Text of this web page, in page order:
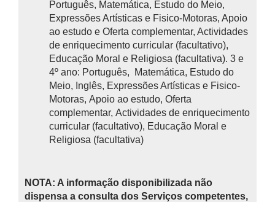
Português, Matemática, Estudo do Meio,
Expressões Artísticas e Fisico-Motoras, Apoio
ao estudo e Oferta complementar, Actividades
de enriquecimento curricular (facultativo),
Educação Moral e Religiosa (facultativa). 3 e
4º ano: Português, Matemática, Estudo do
Meio, Inglês, Expressões Artísticas e Fisico-
Motoras, Apoio ao estudo, Oferta
complementar, Actividades de enriquecimento
curricular (facultativo), Educação Moral e
Religiosa (facultativa)
NOTA: A informação disponibilizada não
dispensa a consulta dos Serviços competentes,